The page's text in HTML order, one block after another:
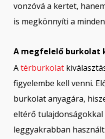
vonzóvá a kertet,
is megkönnyíti a
A megfelelő burkolat
Atérburkolat
figyelembe kell venni.
burkolat anyagára,
eltérő tulajdonságokkal
leggyakrabban